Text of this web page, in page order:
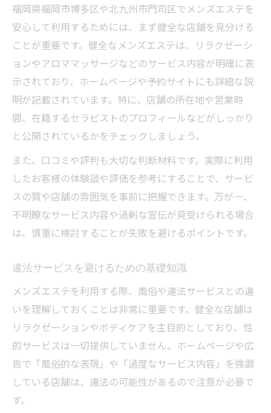
福岡県福岡市博多区や北九州市門司区でメンズエステを
安心して利用するためには、まず健全な店舗を見分ける
ことが重要です。健全なメンズエステは、リラクゼーシ
ョンやアロママッサージなどのサービス内容が明確に表
示されており、ホームページや予約サイトにも詳細な説
明が記載されています。特に、店舗の所在地や営業時
間、在籍するセラピストのプロフィールなどがしっかり
と公開されているかをチェックしましょう。
また、口コミや評判も大切な判断材料です。実際に利用
したお客様の体験談や評価を参考にすることで、サービ
スの質や店舗の雰囲気を事前に把握できます。万が一、
不明瞭なサービス内容や過剰な宣伝が見受けられる場合
は、慎重に検討することが失敗を避けるポイントです。
違法サービスを避けるための基礎知識
メンズエステを利用する際、風俗や違法サービスとの違
いを理解しておくことは非常に重要です。健全な店舗は
リラクゼーションやボディケアを主目的としており、性
的サービスは一切提供していません。ホームページや広
告で「風俗的な表現」や「過度なサービス内容」を強調
している店舗は、違法の可能性があるので注意が必要で
す。